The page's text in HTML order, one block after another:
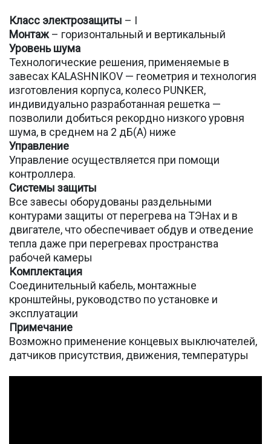
Класс электрозащиты – I
Монтаж– горизонтальный и вертикальный
Уровень шума
Технологические решения, применяемые в
завесах KALASHNIKOV — геометрия и технология
изготовления корпуса, колесо PUNKER,
индивидуально разработанная решетка —
позволили добиться рекордно низкого уровня
шума, в среднем на 2 дБ(А) ниже
Управление
Управление осуществляется при помощи
контроллера.
Системы защиты
Все завесы оборудованы раздельными
контурами защиты от перегрева на ТЭНах и в
двигателе, что обеспечивает обдув и отведение
тепла даже при перегревах пространства
рабочей камеры
Комплектация
Соединительный кабель, монтажные
кронштейны, руководство по установке и
эксплуатации
Примечание
Возможно применение концевых выключателей,
датчиков присутствия, движения, температуры